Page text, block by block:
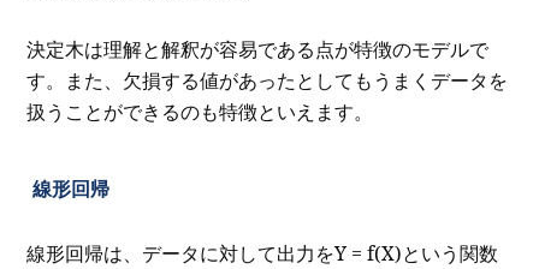
決定木は理解と解釈が容易である点が特徴のモデルで
す。また、欠損する値があったとしてもうまくデータを
扱うことができるのも特徴といえます。
線形回帰
線形回帰は、データに対して出力をY = f(X)という関数